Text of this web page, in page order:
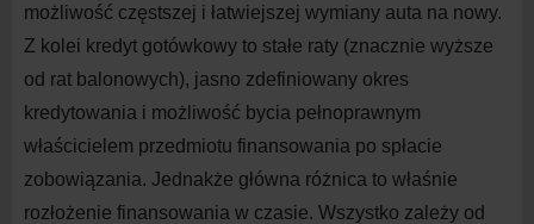
możliwość częstszej i łatwiejszej wymiany auta na nowy.
Z kolei kredyt gotówkowy to stałe raty (znacznie wyższe
od rat balonowych), jasno zdefiniowany okres
kredytowania i możliwość bycia pełnoprawnym
właścicielem przedmiotu finansowania po spłacie
zobowiązania. Jednakże główna różnica to właśnie
rozłożenie finansowania w czasie. Wszystko zależy od